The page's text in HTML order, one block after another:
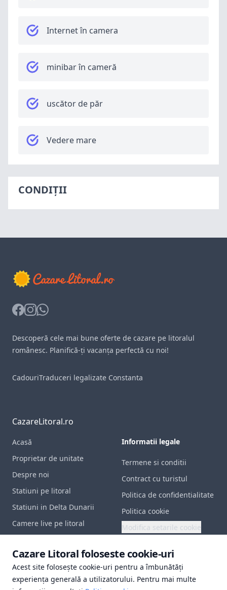
Internet în camera
minibar în cameră
uscător de păr
Vedere mare
CONDIȚII
Facebook
Instagram
Whatsapp
Descoperă cele mai bune oferte de cazare pe litoralul
românesc. Planifică-ți vacanța perfectă cu noi!
CadouriTraduceri legalizate Constanta
CazareLitoral.ro
Acasă
Proprietar de unitate
Despre noi
Statiuni pe litoral
Statiuni in Delta Dunarii
Camere live pe litoral
Documente utile
Certificat inregistrare
Informatii legale
Termene si conditii
Contract cu turistul
Politica de confidentialitate
Politica cookie
Modifica setarile cookie
Cazare Litoral foloseste cookie-uri
Acest site folosește cookie-uri pentru a îmbunătăți
experiența generală a utilizatorului. Pentru mai multe